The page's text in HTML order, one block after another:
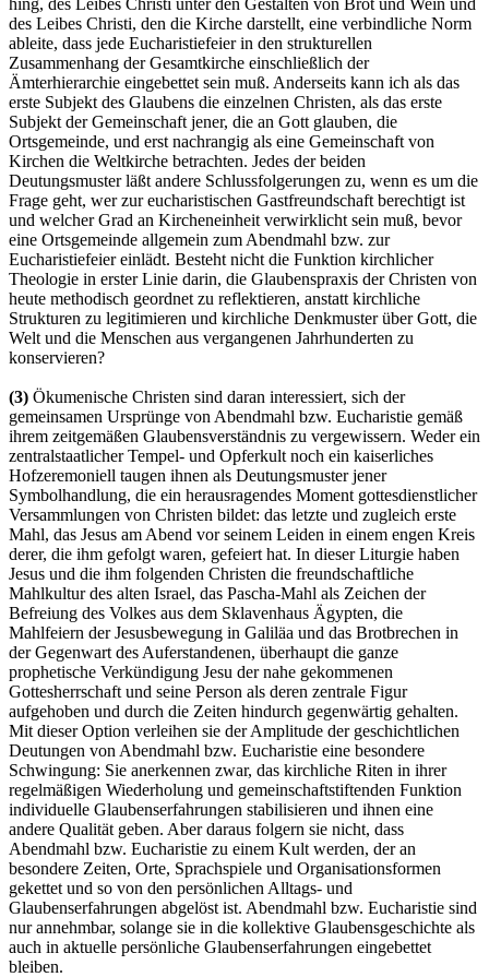
des Leibes Christi, den die Kirche darstellt, eine verbindliche Norm
ableite, dass jede Eucharistiefeier in den strukturellen
Zusammenhang der Gesamtkirche einschließlich der
Ämterhierarchie eingebettet sein muß. Anderseits kann ich als das
erste Subjekt des Glaubens die einzelnen Christen, als das erste
Subjekt der Gemeinschaft jener, die an Gott glauben, die
Ortsgemeinde, und erst nachrangig als eine Gemeinschaft von
Kirchen die Weltkirche betrachten. Jedes der beiden
Deutungsmuster läßt andere Schlussfolgerungen zu, wenn es um die
Frage geht, wer zur eucharistischen Gastfreundschaft berechtigt ist
und welcher Grad an Kircheneinheit verwirklicht sein muß, bevor
eine Ortsgemeinde allgemein zum Abendmahl bzw. zur
Eucharistiefeier einlädt. Besteht nicht die Funktion kirchlicher
Theologie in erster Linie darin, die Glaubenspraxis der Christen von
heute methodisch geordnet zu reflektieren, anstatt kirchliche
Strukturen zu legitimieren und kirchliche Denkmuster über Gott, die
Welt und die Menschen aus vergangenen Jahrhunderten zu
konservieren?
(3) Ökumenische Christen sind daran interessiert, sich der
gemeinsamen Ursprünge von Abendmahl bzw. Eucharistie gemäß
ihrem zeitgemäßen Glaubensverständnis zu vergewissern. Weder ein
zentralstaatlicher Tempel- und Opferkult noch ein kaiserliches
Hofzeremoniell taugen ihnen als Deutungsmuster jener
Symbolhandlung, die ein herausragendes Moment gottesdienstlicher
Versammlungen von Christen bildet: das letzte und zugleich erste
Mahl, das Jesus am Abend vor seinem Leiden in einem engen Kreis
derer, die ihm gefolgt waren, gefeiert hat. In dieser Liturgie haben
Jesus und die ihm folgenden Christen die freundschaftliche
Mahlkultur des alten Israel, das Pascha-Mahl als Zeichen der
Befreiung des Volkes aus dem Sklavenhaus Ägypten, die
Mahlfeiern der Jesusbewegung in Galiläa und das Brotbrechen in
der Gegenwart des Auferstandenen, überhaupt die ganze
prophetische Verkündigung Jesu der nahe gekommenen
Gottesherrschaft und seine Person als deren zentrale Figur
aufgehoben und durch die Zeiten hindurch gegenwärtig gehalten.
Mit dieser Option verleihen sie der Amplitude der geschichtlichen
Deutungen von Abendmahl bzw. Eucharistie eine besondere
Schwingung: Sie anerkennen zwar, das kirchliche Riten in ihrer
regelmäßigen Wiederholung und gemeinschaftstiftenden Funktion
individuelle Glaubenserfahrungen stabilisieren und ihnen eine
andere Qualität geben. Aber daraus folgern sie nicht, dass
Abendmahl bzw. Eucharistie zu einem Kult werden, der an
besondere Zeiten, Orte, Sprachspiele und Organisationsformen
gekettet und so von den persönlichen Alltags- und
Glaubenserfahrungen abgelöst ist. Abendmahl bzw. Eucharistie sind
nur annehmbar, solange sie in die kollektive Glaubensgeschichte als
auch in aktuelle persönliche Glaubenserfahrungen eingebettet
bleiben.